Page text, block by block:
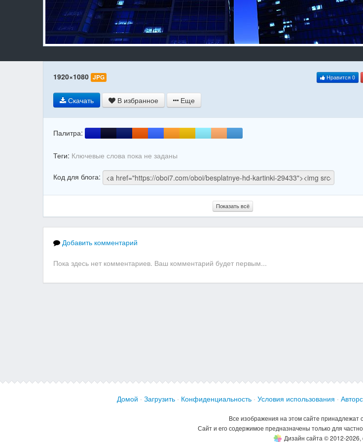
1920×1080 JPG Нравится 0
Скачать В избранное Еще
Палитра:
Теги: Ключевые слова пока не заданы
Код для блога:
Показать всё
Добавить комментарий
Пока здесь нет комментариев. Ваш комментарий будет первым...
Домой · Загрузить · Конфиденциальность · Условия использования ·
Все изображения на этом сайте принадлежат
Сайт и его содержимое предназначены только для
Дизайн сайта © 2012-2026,